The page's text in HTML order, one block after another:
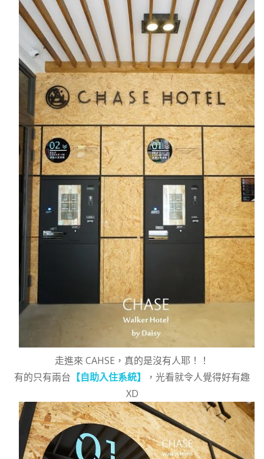
走進來 CAHSE，真的是沒有人耶！！
有的只有兩台 【自助入住系統】
，光看就令人覺得好有趣
XD